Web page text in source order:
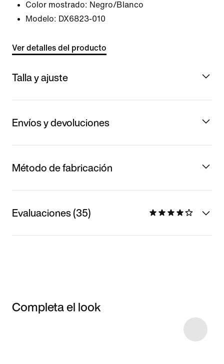
Color mostrado: Negro/Blanco
Modelo: DX6823-010
Ver detalles del producto
Talla y ajuste
Envíos y devoluciones
Método de fabricación
Evaluaciones (35)
Completa el look